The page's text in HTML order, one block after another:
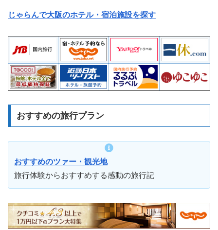
じゃらんで大阪のホテル・宿泊施設を探す
おすすめの旅行プラン
おすすめのツァー・観光地
旅行体験からおすすめする感動の旅行記